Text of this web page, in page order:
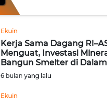
Ekuin
Kerja Sama Dagang
Menguat, Investasi
Bangun Smelter di
6 bulan yang lalu
Ekuin